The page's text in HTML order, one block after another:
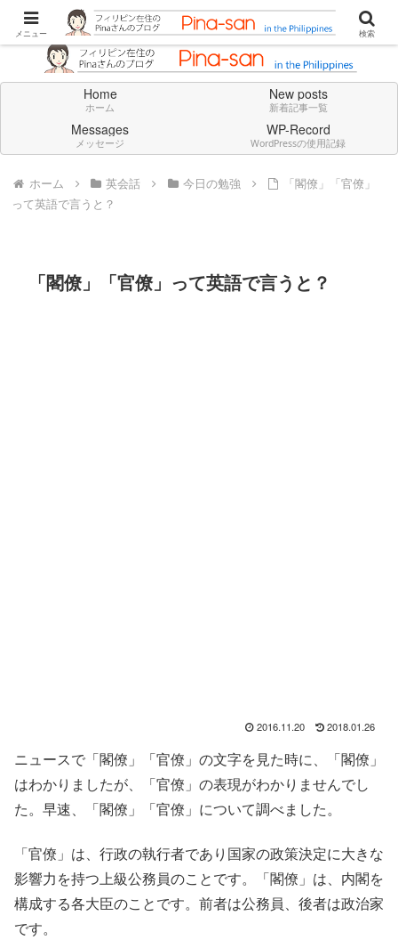
Don't think deeply. Feel always in English.
Home
ホーム
New posts
新着記事一覧
Messages
メッセージ
WP-Record
WordPressの使用記録
ホーム 英会話 今日の勉強
「閣僚」「官僚」
って英語で言うと？
「閣僚」「官僚」って英語で言うと？
2016.11.20 2018.01.26
ニュースで「閣僚」「官僚」の文字を見た時に、「閣僚」
はわかりましたが、「官僚」の表現がわかりませんでし
た。早速、「閣僚」「官僚」について調べました。
「官僚」は、行政の執行者であり国家の政策決定に大きな
影響力を持つ上級公務員のことです。「閣僚」は、内閣を
構成する各大臣のことです。前者は公務員、後者は政治家
です。
メニュー 検索